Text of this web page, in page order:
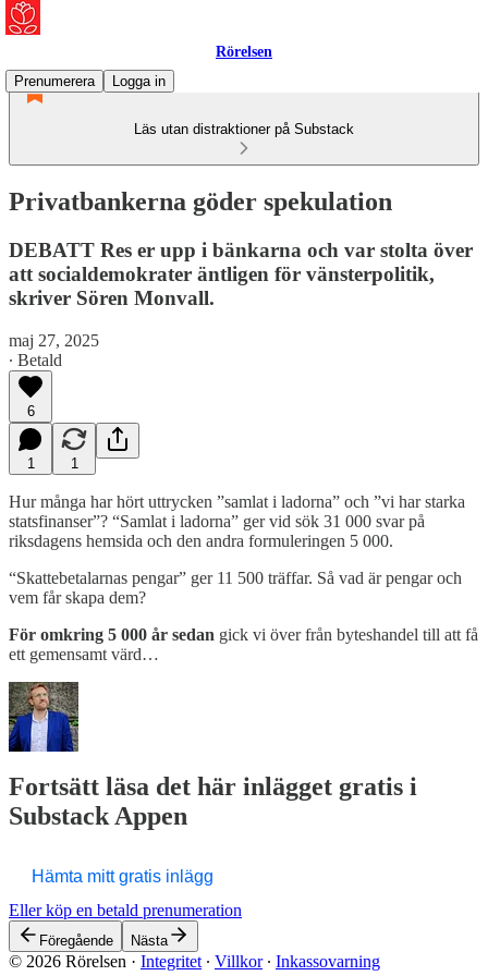
Rörelsen
Prenumerera
Logga in
Läs utan distraktioner på Substack
Privatbankerna göder spekulation
DEBATT Res er upp i bänkarna och var stolta över
att socialdemokrater äntligen för vänsterpolitik,
skriver Sören Monvall.
maj 27, 2025
∙ Betald
6
1 1
Hur många har hört uttrycken ”samlat i ladorna” och ”vi har starka
statsfinanser”? “Samlat i ladorna” ger vid sök 31 000 svar på
riksdagens hemsida och den andra formuleringen 5 000.
“Skattebetalarnas pengar” ger 11 500 träffar. Så vad är pengar och
vem får skapa dem?
För omkring 5 000 år sedan gick vi över från byteshandel till att få
ett gemensamt värd…
Fortsätt läsa det här inlägget gratis i
Substack Appen
Hämta mitt gratis inlägg
Eller köp en betald prenumeration
Föregående Nästa
© 2026 Rörelsen · Integritet ∙ Villkor∙ Inkassovarning